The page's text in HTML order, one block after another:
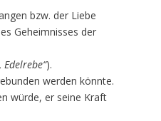
bzw. der Liebe
Geheimnisses der
Edelrebe“).
werden könnte.
würde, er seine Kraft